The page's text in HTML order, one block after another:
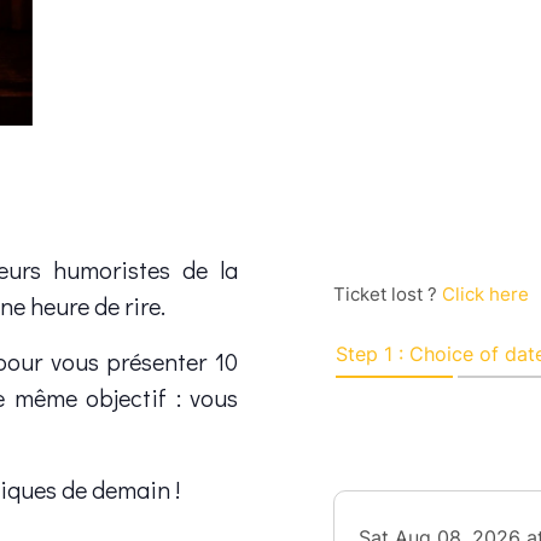
humoristes de la
heure de rire.
vous présenter 10
même objectif : vous
de demain !